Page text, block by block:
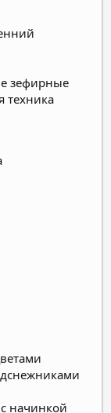
зефирные
техника
начинкой